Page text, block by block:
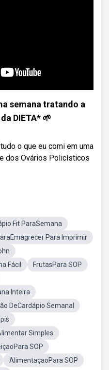
semana tratando a
DIETA* 🌱
o que eu comi em uma
dos Ovários Policísticos
Fit ParaSemana
Para Imprimir
Fácil
FrutasPara SOP
Inteira
DeCardápio Semanal
Simples
SOP
AlimentaçaoPara SOP